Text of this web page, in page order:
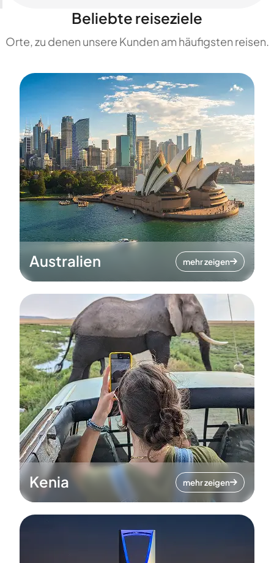
Beliebte reiseziele
Orte, zu denen unsere Kunden am häufigsten reisen.
Australien mehr zeigen
Kenia mehr zeigen